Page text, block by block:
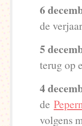
6
de
5
terug op
4
de
volgens